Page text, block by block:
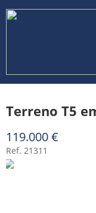
Terreno T5
119.000 €
Ref. 21311
▼